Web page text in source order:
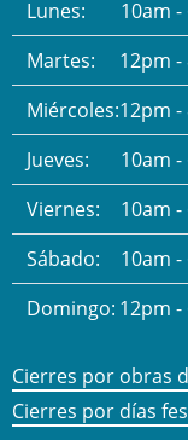
Lunes:
10am
Martes:
12pm -
Miércoles:12pm -
Jueves:
10am
Viernes:
10am
Sábado:
10am
Domingo: 12pm -
Cierres por obras
Cierres por días